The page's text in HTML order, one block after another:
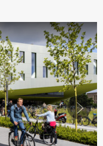
Campus
→